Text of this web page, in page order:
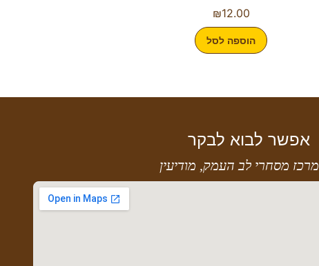
₪12.00
הוספה לסל
אפשר לבוא לבקר
מרכז מסחרי לב העמק, מודיעין